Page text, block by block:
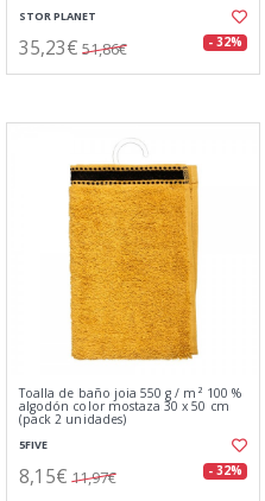
STOR PLANET
35,23€ 51,86€ - 32%
Toalla de baño joia 550 g / m² 100 %
algodón color mostaza 30 x 50 cm
(pack 2 unidades)
5FIVE
8,15€ 11,97€ - 32%